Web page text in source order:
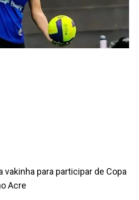
vakinha para participar de Copa
Acre